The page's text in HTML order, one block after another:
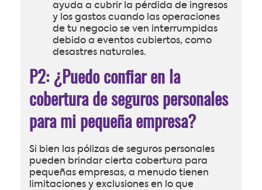
ayuda a cubrir la pérdida de ingresos
y los gastos cuando las operaciones
de tu negocio se ven interrumpidas
debido a eventos cubiertos, como
desastres naturales.
P2: ¿Puedo confiar en la
cobertura de seguros personales
para mi pequeña empresa?
Si bien las pólizas de seguros personales
pueden brindar cierta cobertura para
pequeñas empresas, a menudo tienen
limitaciones y exclusiones en lo que